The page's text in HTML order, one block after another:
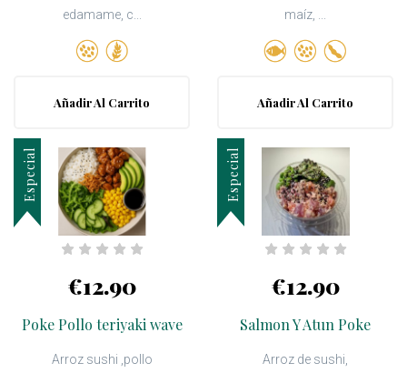
edamame, c...
Añadir Al Carrito
maíz, ...
Añadir Al Carrito
Especial
€12.90
Poke Pollo teriyaki wave
Arroz sushi ,pollo
Especial
€12.90
Salmon Y Atun Poke
Arroz de sushi,